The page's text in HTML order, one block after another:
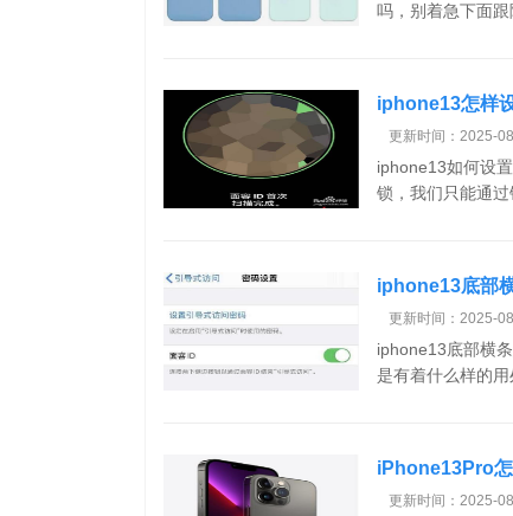
吗，别着急下面跟
iphone13怎样
更新时间：2025-08
iphone13如何设
锁，我们只能通
iphone13底部
更新时间：2025-08
iphone13底部横
是有着什么样的
iPhone13Pro
更新时间：2025-08